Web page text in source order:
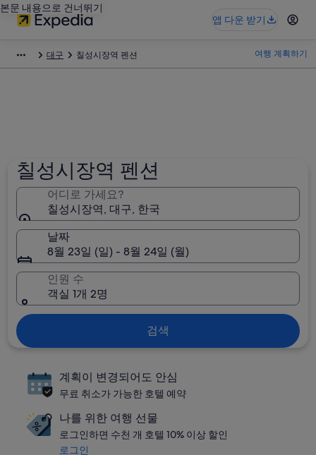
본문 내용으로 건너뛰기
앱 다운 받기
대구 칠성시장역 펜션 여행 계획하기
칠성시장역 펜션
어디로 가세요?
칠성시장역, 대구, 한국
날짜
8월 23일 (일) - 8월 24일 (월)
인원 수
객실 1개 2명
검색
계획이 변경되어도 안심
무료 취소가 가능한 호텔 예약
나를 위한 여행 선물
로그인하면 수천 개 호텔 10% 이상 할인
로그인